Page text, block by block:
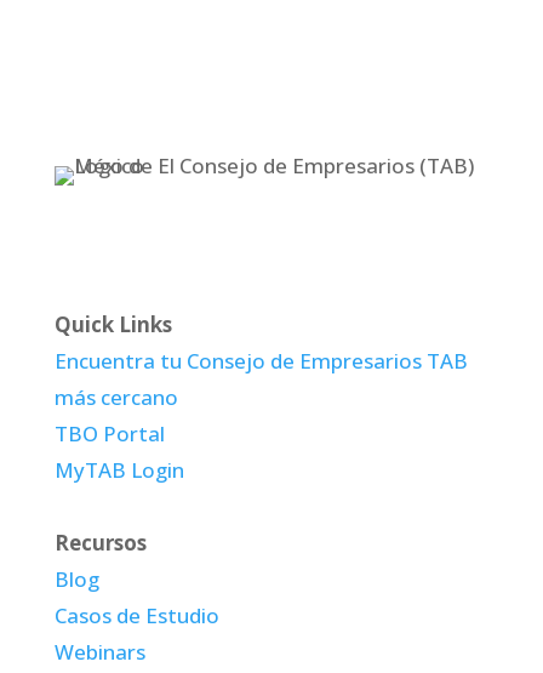
Quick Links
Encuentra tu Consejo de Empresarios TAB
más cercano
TBO Portal
MyTAB Login
Recursos
Blog
Casos de Estudio
Webinars